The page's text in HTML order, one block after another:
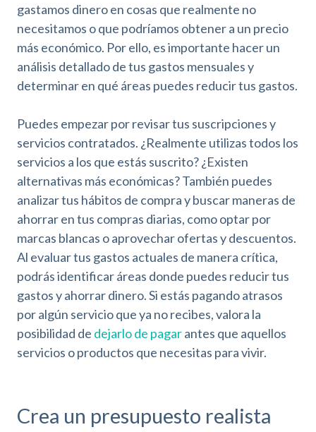
gastamos dinero en cosas que realmente no
necesitamos o que podríamos obtener a un precio
más económico. Por ello, es importante hacer un
análisis detallado de tus gastos mensuales y
determinar en qué áreas puedes reducir tus gastos.
Puedes empezar por revisar tus suscripciones y
servicios contratados. ¿Realmente utilizas todos los
servicios a los que estás suscrito? ¿Existen
alternativas más económicas? También puedes
analizar tus hábitos de compra y buscar maneras de
ahorrar en tus compras diarias, como optar por
marcas blancas o aprovechar ofertas y descuentos.
Al evaluar tus gastos actuales de manera crítica,
podrás identificar áreas donde puedes reducir tus
gastos y ahorrar dinero. Si estás pagando atrasos
por algún servicio que ya no recibes, valora la
posibilidad de dejarlo de pagarantes que aquellos
servicios o productos que necesitas para vivir.
Crea un presupuesto realista